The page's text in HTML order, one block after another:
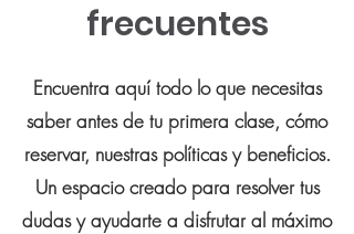
frecuentes
Encuentra aquí todo lo que necesitas
saber antes de tu primera clase, cómo
reservar, nuestras políticas y beneficios.
Un espacio creado para resolver tus
dudas y ayudarte a disfrutar al máximo